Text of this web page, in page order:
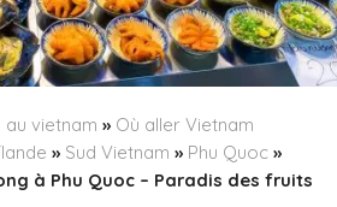
vietnam » Où aller Vietnam
» Sud Vietnam » Phu Quoc »
à Phu Quoc – Paradis des fruits